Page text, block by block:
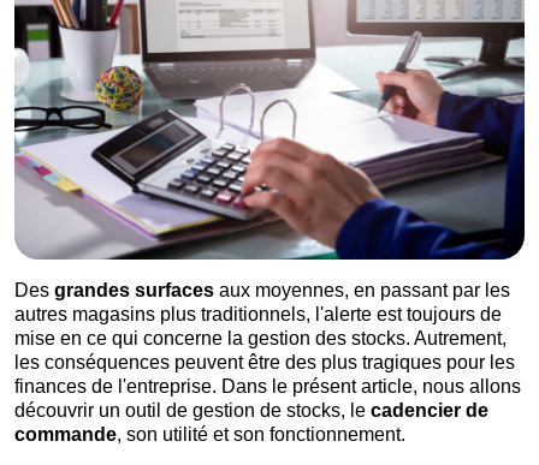
Des grandes surfaces aux moyennes, en passant par les
autres magasins plus traditionnels, l'alerte est toujours de
mise en ce qui concerne la gestion des stocks. Autrement,
les conséquences peuvent être des plus tragiques pour les
finances de l'entreprise. Dans le présent article, nous allons
découvrir un outil de gestion de stocks, le cadencier de
commande, son utilité et son fonctionnement.